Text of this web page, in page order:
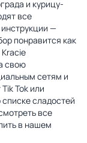
и курицу-
все
—
понравится как
свою
сетям и
Tok или
сладостей
все
в нашем